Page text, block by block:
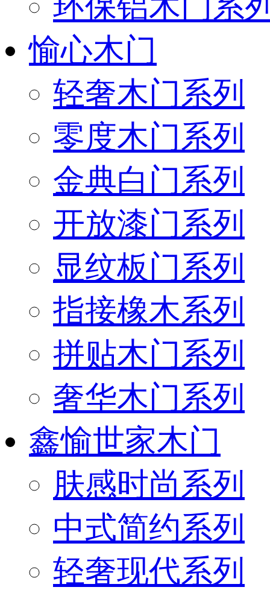
愉心木门
轻奢木门系列
零度木门系列
金典白门系列
开放漆门系列
显纹板门系列
指接橡木系列
拼贴木门系列
奢华木门系列
鑫愉世家木门
肤感时尚系列
中式简约系列
轻奢现代系列